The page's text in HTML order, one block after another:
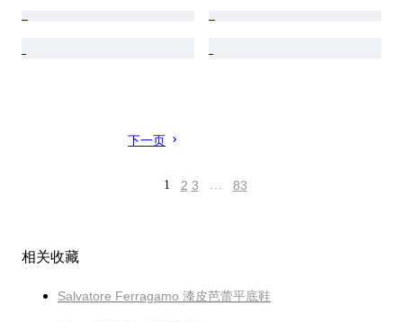
下一页
1 2 3 … 83
相关收藏
Salvatore Ferragamo 漆皮芭蕾平底鞋